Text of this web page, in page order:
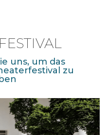
uns, um das
zu